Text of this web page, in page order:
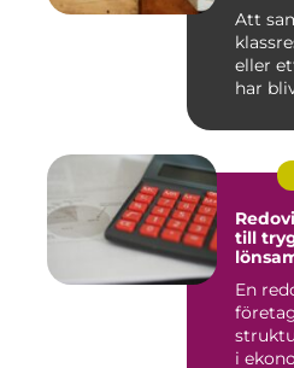
Att
eller
har
till
En
i